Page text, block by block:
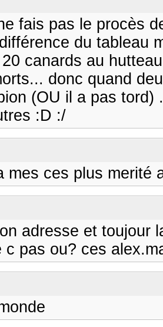
fais pas le procès
du tableau
canards au
donc quand
(OU il a pas
:D :/
mes ces plus merité
adresse et toujour
c pas ou? ces